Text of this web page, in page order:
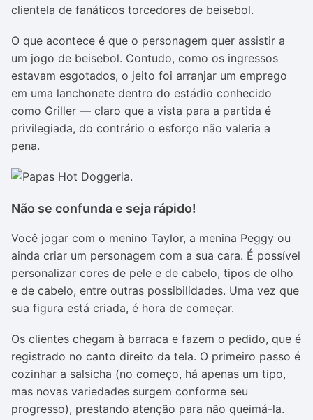
clientela de fanáticos torcedores de beisebol.
O que acontece é que o personagem quer assistir a
um jogo de beisebol. Contudo, como os ingressos
estavam esgotados, o jeito foi arranjar um emprego
em uma lanchonete dentro do estádio conhecido
como Griller — claro que a vista para a partida é
privilegiada, do contrário o esforço não valeria a
pena.
Não se confunda e seja rápido!
Você jogar com o menino Taylor, a menina Peggy ou
ainda criar um personagem com a sua cara. É possível
personalizar cores de pele e de cabelo, tipos de olho
e de cabelo, entre outras possibilidades. Uma vez que
sua figura está criada, é hora de começar.
Os clientes chegam à barraca e fazem o pedido, que é
registrado no canto direito da tela. O primeiro passo é
cozinhar a salsicha (no começo, há apenas um tipo,
mas novas variedades surgem conforme seu
progresso), prestando atenção para não queimá-la.